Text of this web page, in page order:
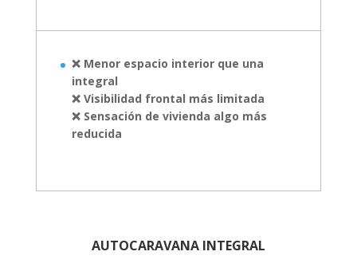
❌ Menor espacio interior que una
integral
❌ Visibilidad frontal más limitada
❌ Sensación de vivienda algo más
reducida
AUTOCARAVANA INTEGRAL